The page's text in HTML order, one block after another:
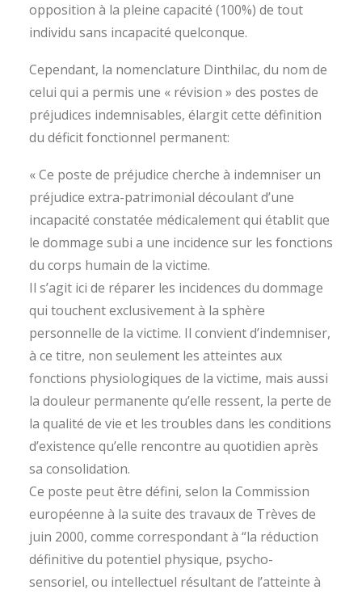
opposition à la pleine capacité (100%) de tout
individu sans incapacité quelconque.
Cependant, la nomenclature Dinthilac, du nom de
celui qui a permis une « révision » des postes de
préjudices indemnisables, élargit cette définition
du déficit fonctionnel permanent:
« Ce poste de préjudice cherche à indemniser un
préjudice extra-patrimonial découlant d’une
incapacité constatée médicalement qui établit que
le dommage subi a une incidence sur les fonctions
du corps humain de la victime.
Il s’agit ici de réparer les incidences du dommage
qui touchent exclusivement à la sphère
personnelle de la victime. Il convient d’indemniser,
à ce titre, non seulement les atteintes aux
fonctions physiologiques de la victime, mais aussi
la douleur permanente qu’elle ressent, la perte de
la qualité de vie et les troubles dans les conditions
d’existence qu’elle rencontre au quotidien après
sa consolidation.
Ce poste peut être défini, selon la Commission
européenne à la suite des travaux de Trèves de
juin 2000, comme correspondant à “la réduction
définitive du potentiel physique, psycho-
sensoriel, ou intellectuel résultant de l’atteinte à